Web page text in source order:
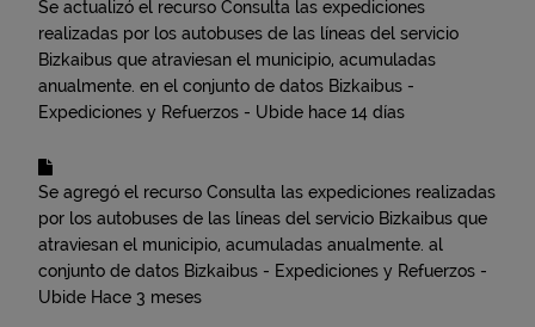
Se actualizó el recurso Consulta las expediciones
realizadas por los autobuses de las líneas del servicio
Bizkaibus que atraviesan el municipio, acumuladas
anualmente. en el conjunto de datos Bizkaibus -
Expediciones y Refuerzos - Ubide hace 14 días
Se agregó el recurso Consulta las expediciones realizadas
por los autobuses de las líneas del servicio Bizkaibus que
atraviesan el municipio, acumuladas anualmente. al
conjunto de datos Bizkaibus - Expediciones y Refuerzos -
Ubide Hace 3 meses